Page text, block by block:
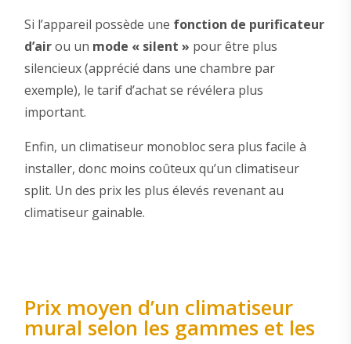
Si l’appareil possède une fonction de purificateur
d’airou un mode « silent » pour être plus
silencieux (apprécié dans une chambre par
exemple), le tarif d’achat se révélera plus
important.
Enfin, un climatiseur monobloc sera plus facile à
installer, donc moins coûteux qu’un climatiseur
split. Un des prix les plus élevés revenant au
climatiseur gainable.
Prix moyen d’un climatiseur
mural selon les gammes et les